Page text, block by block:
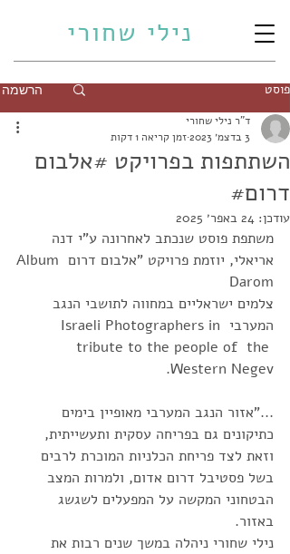
נילי שחורי
פוסט הרשמה
השתתפות בפרויקט #אלבום
דרום#
ד"ר נילי שחורי
3 בדצמ׳ 2023
זמן קריאה 1 דקות
עודכן: 24 באפר׳ 2025
משתפת פוסט שנכתב לאחרונה ע"י דנה
אריאלי, יוזמת פרויקט "אלבום דרום Album
Darom
צלמים ישראליים במחווה לתושבי הנגב
המערבי Israeli Photographers in
tribute to the people of  the
Western Negev.
..."אזור הנגב המערבי מאופיין בימים
כתיקונים גם בפריחה עסקית ותעשייתית,
וזאת לצד פריחת הכלניות המוכרת לרבים
בשל פסטיבל דרום אדום, ולמרות המצב
הבטחוני המקשה על המפעלים לשגשג
באזור.
נילי שחורי ניהלה במשך שנים רבות את